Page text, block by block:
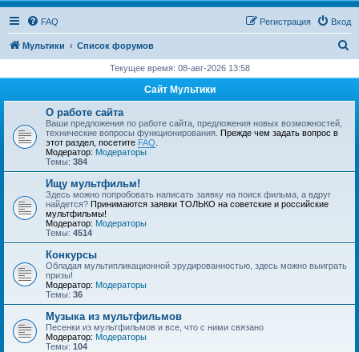
FAQ Вход
Регистрация
Мультики Список форумов
с
Текущее время: 08-авг-2026 13:58
Сайт Мультики
О работе сайта
Ваши предложения по работе сайта, предложения новых возможностей,
технические вопросы функционирования. Прежде чем задать вопрос в
этот раздел, посетите FAQ
Модератор: Модераторы
Темы: 384
Ищу мультфильм!
Здесь можно попробовать написать заявку на поиск фильма, а вдруг
найдется? Принимаются заявки ТОЛЬКО на советские и российские
мультфильмы!
Модератор: Модераторы
Темы: 4514
Конкурсы
Обладая мультипликационной эрудированностью, здесь можно выиграть
призы!
Модератор: Модераторы
Темы: 36
Музыка из мультфильмов
Песенки из мультфильмов и все, что с ними связано
Модератор: Модераторы
Темы: 104